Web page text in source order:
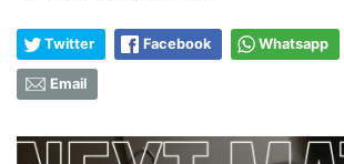
Twitter Facebook Whatsapp
Email